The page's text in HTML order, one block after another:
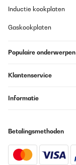
Inductie kookplaten
Gaskookplaten
Populaire onderwerpen
Klantenservice
Informatie
Betalingsmethoden